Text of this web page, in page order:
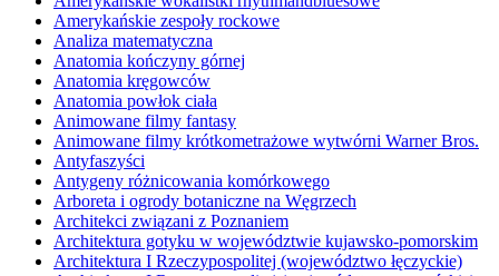
Amerykańskie zespoły rockowe
Analiza matematyczna
Anatomia kończyny górnej
Anatomia kręgowców
Anatomia powłok ciała
Animowane filmy fantasy
Animowane filmy krótkometrażowe wytwórni Warner Bros.
Antyfaszyści
Antygeny różnicowania komórkowego
Arboreta i ogrody botaniczne na Węgrzech
Architekci związani z Poznaniem
Architektura gotyku w województwie kujawsko-pomorskim
Architektura I Rzeczypospolitej (województwo łęczyckie)